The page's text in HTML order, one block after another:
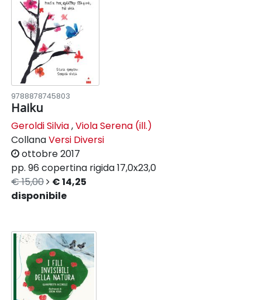
9788878745803
Haiku
Geroldi Silvia,Viola Serena (ill.)
CollanaVersi Diversi
ottobre 2017
pp. 96 copertina rigida17,0x23,0
€ 15,00
€ 14,25
disponibile